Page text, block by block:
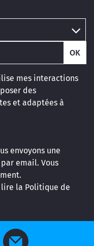
OK
mes interactions
des
et adaptées à
envoyons une
email. Vous
la Politique de